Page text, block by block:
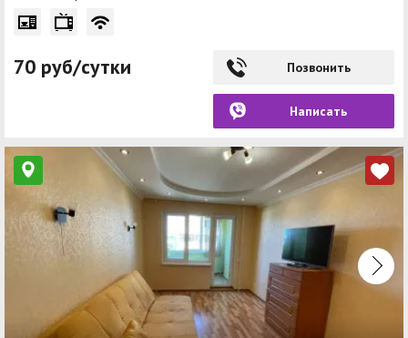
70 руб/сутки Позвонить
Написать